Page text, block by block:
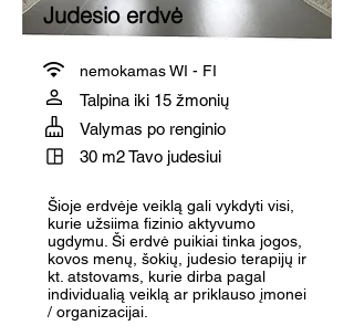
Judesio erdvė
nemokamas WI - FI
Talpina iki 15 žmonių
Valymas po renginio
30 m2 Tavo judesiui
Šioje erdvėje veiklą gali vykdyti visi,
kurie užsiima fizinio aktyvumo
ugdymu. Ši erdvė puikiai tinka jogos,
kovos menų, šokių, judesio terapijų ir
kt. atstovams, kurie dirba pagal
individualią veiklą ar priklauso įmonei
/ organizacijai.